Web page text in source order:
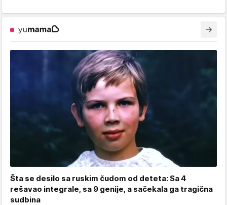
Šta se desilo sa ruskim čudom od deteta: Sa 4
rešavao integrale, sa 9 genije, a sačekala ga tragična
sudbina